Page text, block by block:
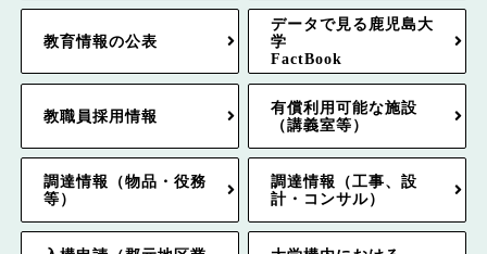
教育情報の公表
データで見る鹿児島大
学
FactBook
教職員採用情報
有償利用可能な施設
（講義室等）
調達情報（物品・役務
等）
調達情報（工事、設
計・コンサル）